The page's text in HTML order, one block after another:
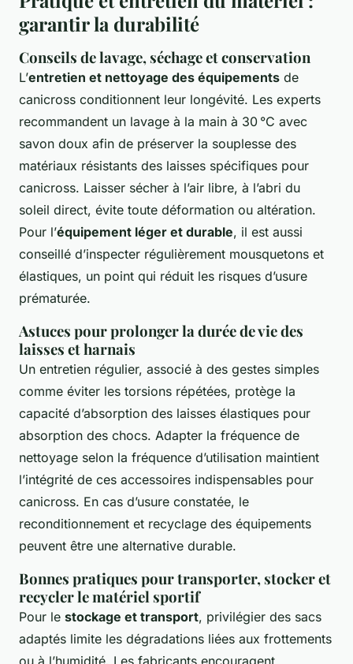
garantir la durabilité
Conseils de lavage, séchage et conservation
L’entretien et nettoyage des équipements de
canicross conditionnent leur longévité. Les experts
recommandent un lavage à la main à 30 °C avec
savon doux afin de préserver la souplesse des
matériaux résistants des laisses spécifiques pour
canicross. Laisser sécher à l’air libre, à l’abri du
soleil direct, évite toute déformation ou altération.
Pour l’équipement léger et durable, il est aussi
conseillé d’inspecter régulièrement mousquetons et
élastiques, un point qui réduit les risques d’usure
prématurée.
Astuces pour prolonger la durée de vie des
laisses et harnais
Un entretien régulier, associé à des gestes simples
comme éviter les torsions répétées, protège la
capacité d’absorption des laisses élastiques pour
absorption des chocs. Adapter la fréquence de
nettoyage selon la fréquence d’utilisation maintient
l’intégrité de ces accessoires indispensables pour
canicross. En cas d’usure constatée, le
reconditionnement et recyclage des équipements
peuvent être une alternative durable.
Bonnes pratiques pour transporter, stocker et
recycler le matériel sportif
Pour le stockage et transport, privilégier des sacs
adaptés limite les dégradations liées aux frottements
ou à l’humidité. Les fabricants encouragent